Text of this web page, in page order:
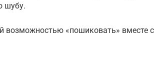
шубу.
возможностью «пошиковать» вместе